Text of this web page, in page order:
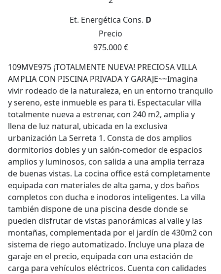
Et. Energética Cons. D
Precio
975.000 €
109MVE975 ¡TOTALMENTE NUEVA! PRECIOSA VILLA
AMPLIA CON PISCINA PRIVADA Y GARAJE~~Imagina
vivir rodeado de la naturaleza, en un entorno tranquilo
y sereno, este inmueble es para ti. Espectacular villa
totalmente nueva a estrenar, con 240 m2, amplia y
llena de luz natural, ubicada en la exclusiva
urbanización La Serreta 1. Consta de dos amplios
dormitorios dobles y un salón-comedor de espacios
amplios y luminosos, con salida a una amplia terraza
de buenas vistas. La cocina office está completamente
equipada con materiales de alta gama, y dos baños
completos con ducha e inodoros inteligentes. La villa
también dispone de una piscina desde donde se
pueden disfrutar de vistas panorámicas al valle y las
montañas, complementada por el jardín de 430m2 con
sistema de riego automatizado. Incluye una plaza de
garaje en el precio, equipada con una estación de
carga para vehículos eléctricos. Cuenta con calidades